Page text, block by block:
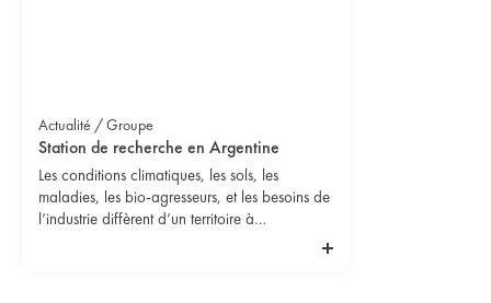
Actualité / Groupe
Station de recherche en Argentine
Les conditions climatiques, les sols, les
maladies, les bio-agresseurs, et les besoins de
l’industrie diffèrent d’un territoire à
l’autre. Sélectionner la bonne variété nécessite